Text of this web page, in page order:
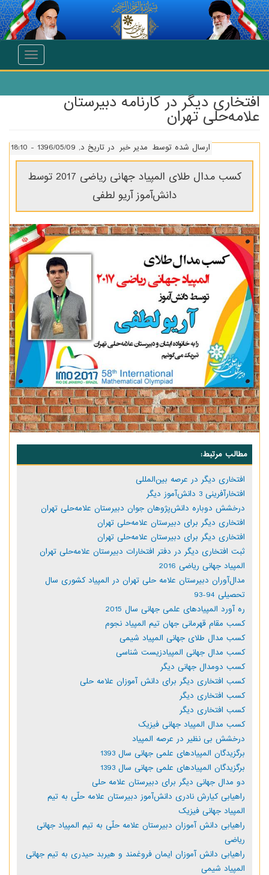
انتقال به محتوای اصلی
Toggle
افتخاری دیگر در کارنامه دبیرستان
علامه‌حلی تهران
ارسال شده توسط مدیر خبر در تاریخ د, 1396/05/09 - 18:10
کسب مدال طلای المپیاد جهانی ریاضی 2017 توسط
دانش‌آموز آریو لطفی
مطالب مرتبط:
افتخاری دیگر در عرصه بین‌المللی
افتخارآفرینی 3 دانش‌آموز دیگر
درخشش دوباره دانش‌پژوهان جوان دبیرستان علامه‌حلی تهران
افتخاری دیگر برای دبیرستان علامه‌حلی تهران
افتخاری دیگر برای دبیرستان علامه‌حلی تهران
ثبت افتخاری دیگر در دفتر افتخارات دبیرستان علامه‌حلی تهران
المپیاد جهانی ریاضی 2016
مدال‌آوران دبیرستان علامه حلی تهران در المپیاد کشوری سال
تحصیلی 94-93
ره آورد المپیادهای علمی جهانی سال 2015
کسب مقام قهرمانی جهان تیم المپیاد نجوم
کسب مدال طلای جهانی المپیاد شیمی
کسب مدال جهانی المپیادزیست شناسی
کسب دومدال جهانی دیگر
کسب افتخاری دیگر برای دانش آموزان علامه حلی
کسب افتخاری دیگر
کسب افتخاری دیگر
کسب مدال المپیاد جهانی فیزیک
درخشش بی نظیر در عرصه المپیاد
برگزیدگان المپیادهای علمی جهانی سال 1393
برگزیدگان المپیادهای علمی جهانی سال 1393
دو مدال جهانی دیگر برای دبیرستان علامه حلی
راهیابی کیارش نادری دانش‌آموز دبیرستان علامه حلّی به تیم
المپیاد جهانی فیزیک
راهیابی دانش آموزان دبیرستان علامه حلّی به تیم المپیاد جهانی
ریاضی
راهیابی دانش آموزان ایمان فروغمند و هیربد حیدری به تیم جهانی
المپیاد شیمی